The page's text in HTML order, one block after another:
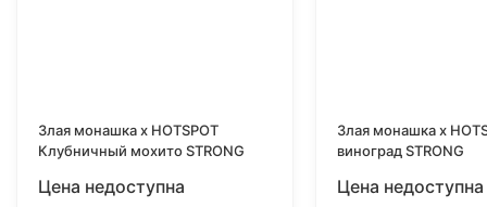
Злая монашка х HOTSPOT
Клубничный мохито STRONG
Цена недоступна
Злая монашка х
виноград STRONG
Цена недоступна